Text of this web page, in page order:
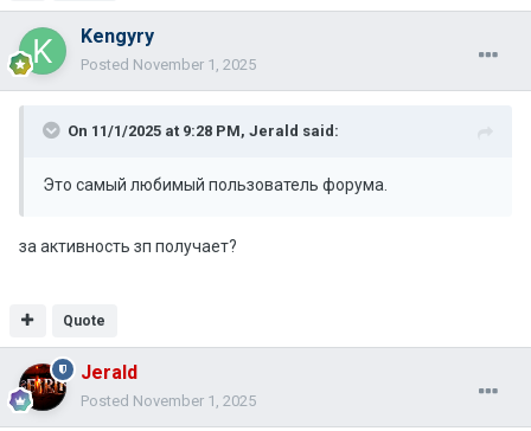
Kengyry
Posted November 1, 2025
On 11/1/2025 at 9:28 PM, Jerald said:
Это самый любимый пользователь форума.
за активность зп получает?
Quote
Jerald
Posted November 1, 2025